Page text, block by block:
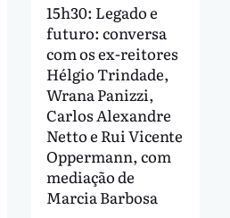
15h30: Legado e
futuro: conversa
com os ex-reitores
Hélgio Trindade,
Wrana Panizzi,
Carlos Alexandre
Netto e Rui Vicente
Oppermann, com
mediação de
Marcia Barbosa